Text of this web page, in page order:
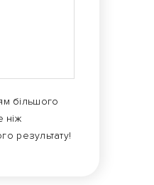
більшого
ніж
результату!